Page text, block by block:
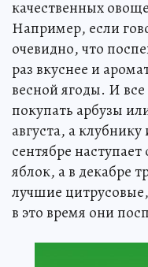
качественных
Например, если
очевидно, что
раз вкуснее и
весной ягоды. И
покупать арбузы
августа, а
сентябре
яблок, а в декабре
лучшие
в это время они